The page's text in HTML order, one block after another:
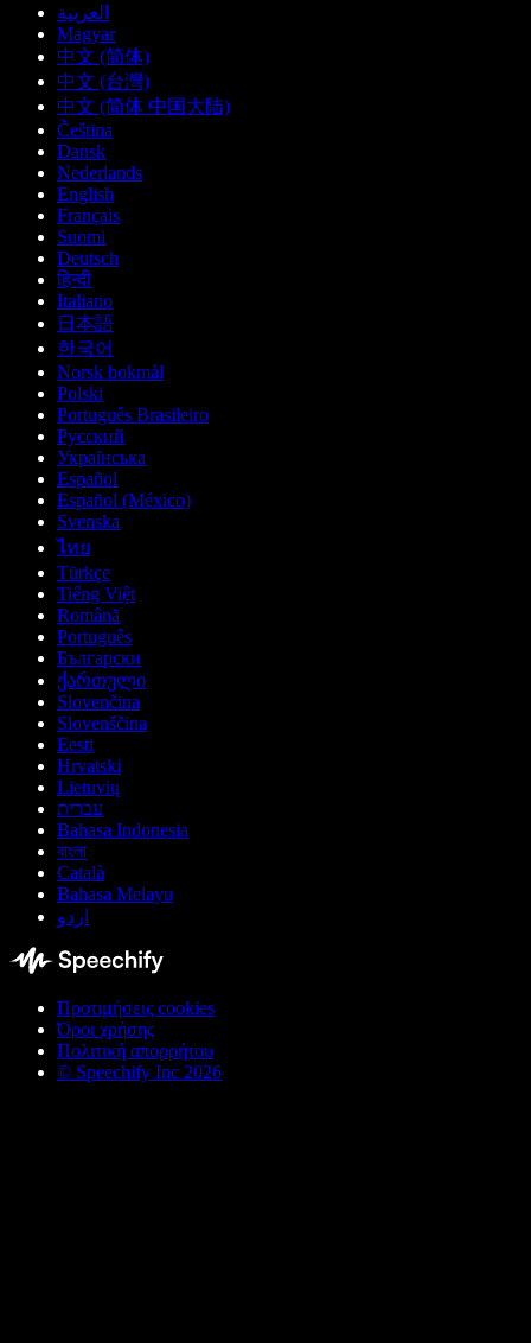
العربية
Magyar
中文 (简体)
中文 (台灣)
中文 (简体 中国大陆)
Čeština
Dansk
Nederlands
English
Français
Suomi
Deutsch
हिन्दी
Italiano
日本語
한국어
Norsk bokmål
Polski
Português Brasileiro
Русский
Українська
Español
Español (México)
Svenska
ไทย
Türkçe
Tiếng Việt
Română
Português
Български
ქართული
Slovenčina
Slovenščina
Eesti
Hrvatski
Lietuvių
עברית
Bahasa Indonesia
বাংলা
Català
Bahasa Melayu
اردو
Προτιμήσεις cookies
Όροι χρήσης
Πολιτική απορρήτου
© Speechify Inc 2026